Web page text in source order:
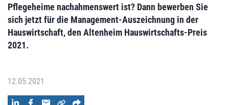
Pflegeheime nachahmenswert ist? Dann bewerben Sie
sich jetzt für die Management-Auszeichnung in der
Hauswirtschaft, den Altenheim Hauswirtschafts-Preis
2021.
12.05.2021